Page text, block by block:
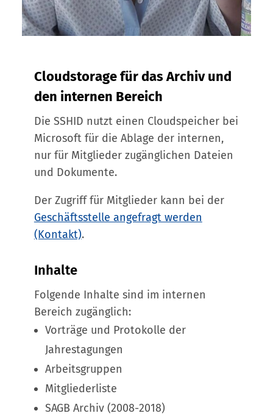
Cloudstorage für das Archiv und
den internen Bereich
Die SSHID nutzt einen Cloudspeicher bei
Microsoft für die Ablage der internen,
nur für Mitglieder zugänglichen Dateien
und Dokumente.
Der Zugriff für Mitglieder kann bei der
Geschäftsstelle angefragt werden
(Kontakt).
Inhalte
Folgende Inhalte sind im internen
Bereich zugänglich:
Vorträge und Protokolle der
Jahrestagungen
Arbeitsgruppen
Mitgliederliste
SAGB Archiv (2008-2018)